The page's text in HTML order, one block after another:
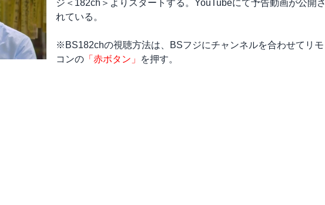
ジ＜182ch＞よりスタートする。YouTubeにて予告動画が公開さ
れている。
※BS182chの視聴方法は、BSフジにチャンネルを合わせてリモ
コンの 「赤ボタン」 を押す。